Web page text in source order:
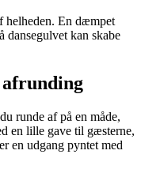
helheden. En dæmpet
dansegulvet kan skabe
afrunding
runde af på en måde,
en lille gave til gæsterne,
en udgang pyntet med